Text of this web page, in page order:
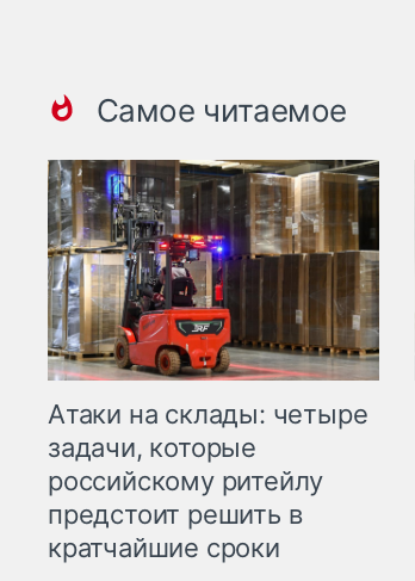
Самое читаемое
Атаки на склады: четыре
задачи, которые
российскому ритейлу
предстоит решить в
кратчайшие сроки